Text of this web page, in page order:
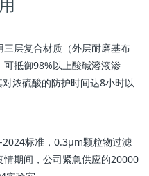
三层复合材质（外层耐磨基布
抵御98%以上酸碱溶液渗
浓硫酸的防护时间达8小时以
2024标准，0.3μm颗粒物过滤
期间，公司紧急供应的20000